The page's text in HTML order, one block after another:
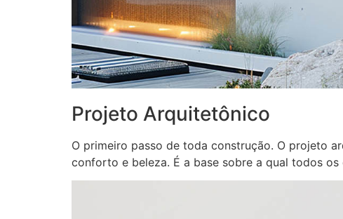
Projeto Arquitetônico
O primeiro passo de toda construção. O projeto
conforto e beleza. É a base sobre a qual todos